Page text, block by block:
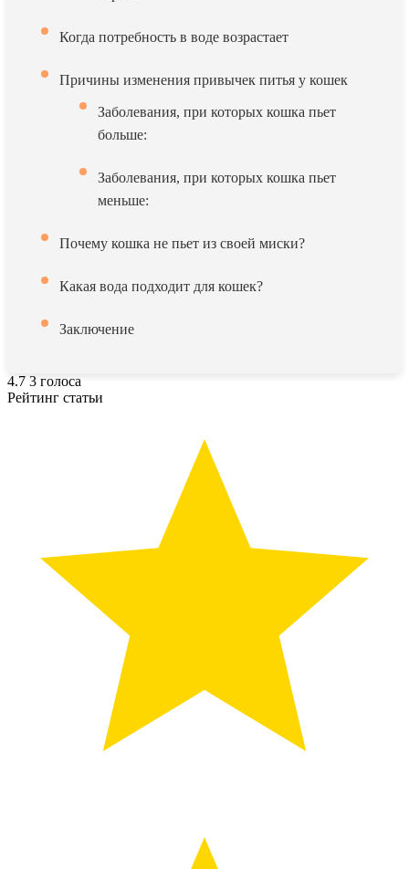
Когда потребность в воде возрастает
Причины изменения привычек питья у кошек
Заболевания, при которых кошка пьет
больше:
Заболевания, при которых кошка пьет
меньше:
Почему кошка не пьет из своей миски?
Какая вода подходит для кошек?
Заключение
4.7 3 голоса
Рейтинг статьи